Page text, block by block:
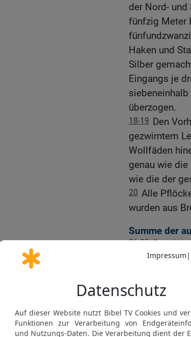
der Nord-
fünfzig Meter
Haken und
Silber
Eingangs je
überzogen.
18-19 Den
gezwirntem
Wollfäden
genau wie
wie die der
20 Alle
wurden aus
Summe der
21-23 Bezalel,
Stamm
vom
aus dem
erfahrener
kunstvolle
karmesinroter